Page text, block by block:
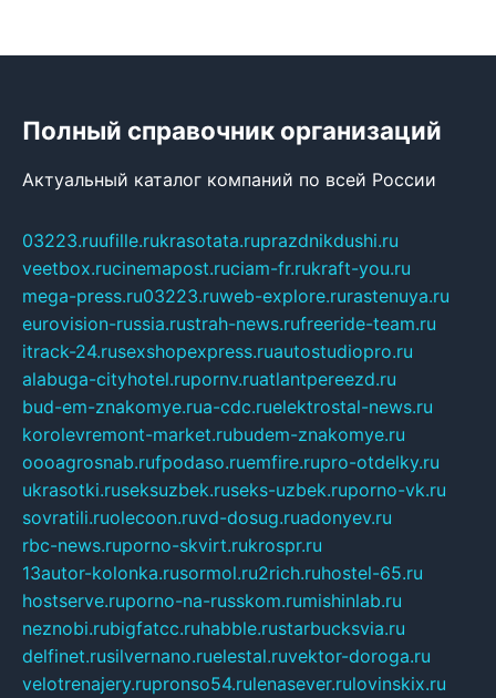
Полный справочник организаций
Актуальный каталог компаний по всей России
03223.ruufille.rukrasotata.ruprazdnikdushi.ru
veetbox.rucinemapost.ruciam-fr.rukraft-you.ru
mega-press.ru03223.ruweb-explore.rurastenuya.ru
eurovision-russia.rustrah-news.rufreeride-team.ru
itrack-24.rusexshopexpress.ruautostudiopro.ru
alabuga-cityhotel.rupornv.ruatlantpereezd.ru
bud-em-znakomye.rua-cdc.ruelektrostal-news.ru
korolevremont-market.rubudem-znakomye.ru
oooagrosnab.rufpodaso.ruemfire.rupro-otdelky.ru
ukrasotki.ruseksuzbek.ruseks-uzbek.ruporno-vk.ru
sovratili.ruolecoon.ruvd-dosug.ruadonyev.ru
rbc-news.ruporno-skvirt.rukrospr.ru
13autor-kolonka.rusormol.ru2rich.ruhostel-65.ru
hostserve.ruporno-na-russkom.rumishinlab.ru
neznobi.rubigfatcc.ruhabble.rustarbucksvia.ru
delfinet.rusilvernano.ruelestal.ruvektor-doroga.ru
velotrenajery.rupronso54.rulenasever.rulovinskix.ru